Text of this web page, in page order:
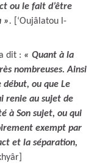
ou le fait d’être
». [‘Oujâlatou l-
dit : « Quant à la
nombreuses. Ainsi
début, ou que Le
renie au sujet de
à Son sujet, ou qui
exempt par
et la séparation,